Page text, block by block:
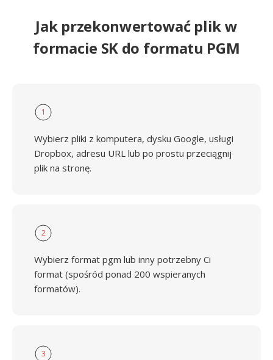
Jak przekonwertować plik w
formacie SK do formatu PGM
1
Wybierz pliki z komputera, dysku Google, usługi
Dropbox, adresu URL lub po prostu przeciągnij
plik na stronę.
2
Wybierz format pgm lub inny potrzebny Ci
format (spośród ponad 200 wspieranych
formatów).
3